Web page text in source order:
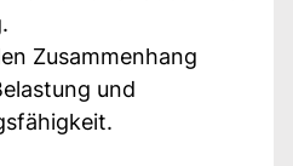
Zusammenhang
und